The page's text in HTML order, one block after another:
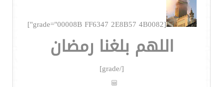
[grade="00008B FF6347 2E8B57 4B0082"]
اللهم بلغنا رمضان
[/grade]